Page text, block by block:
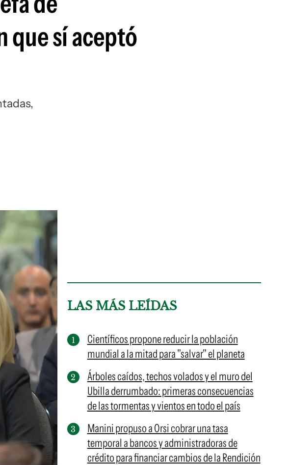
que sí aceptó
LAS MÁS LEÍDAS
Científicos propone reducir la población
mundial a la mitad para "salvar" el planeta
Árboles caídos, techos volados y el muro del
Ubilla derrumbado: primeras consecuencias
de las tormentas y vientos en todo el país
Manini propuso a Orsi cobrar una tasa
temporal a bancos y administradoras de
crédito para financiar cambios de la Rendición